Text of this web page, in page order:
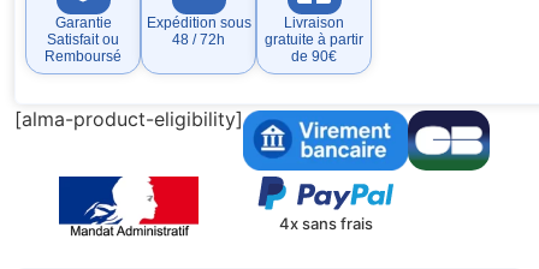
Garantie
Satisfait ou
Remboursé
Expédition sous
48 / 72h
Livraison
gratuite à partir
de 90€
[alma-product-eligibility]
4x sans frais